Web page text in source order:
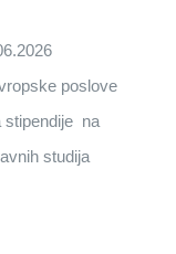
poslove
stipendije na
studija